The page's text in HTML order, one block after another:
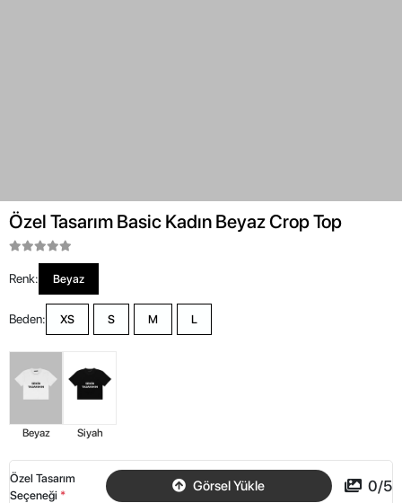
Özel Tasarım Basic Kadın Beyaz Crop Top
Renk: Beyaz
Beden: XS S M L
Beyaz Siyah
Özel Tasarım
Seçeneği *
Görsel Yükle 0/5